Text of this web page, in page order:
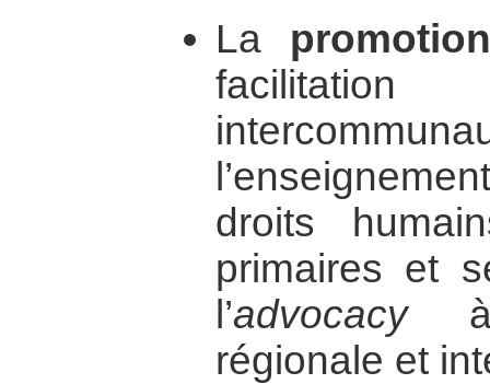
La
droits
primaires et
l’advocacyà
régionale et